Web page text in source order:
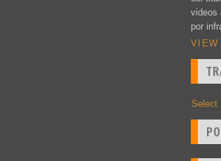
videos
por
VIEW
Select